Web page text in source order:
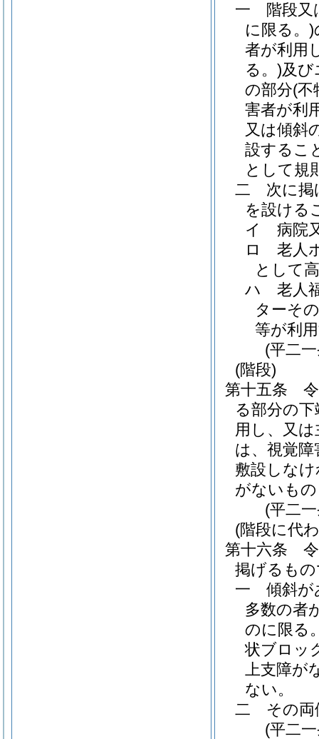
一
階段又
に限る。)
者が利用
る。)及び
の部分(不
害者が利
又は傾斜
設するこ
として規
二
次に掲
を設ける
イ
病院
ロ
老人
として
ハ
老人
ターそ
等が利
(平二
(階段)
第十五条
る部分の
用し、又
は、視覚
敷設しな
がないも
(平二
(階段に代
第十六条
掲げるも
一
傾斜が
多数の者
のに限る
状ブロッ
上支障が
ない。
二
その
(平二